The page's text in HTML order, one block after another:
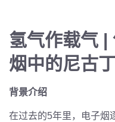
氢气作载气 |
烟中的尼古
背景介绍
在过去的5年里，电子烟